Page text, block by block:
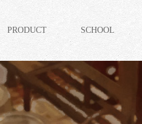
PRODUCT SCHOOL